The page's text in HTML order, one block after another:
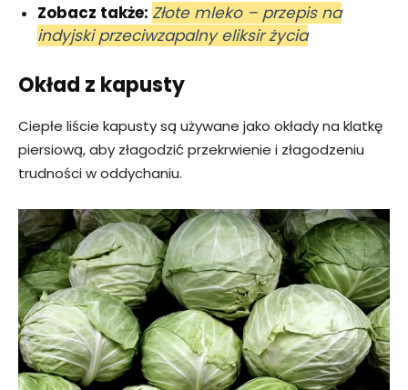
Zobacz także: Złote mleko – przepis na
indyjski przeciwzapalny eliksir życia
Okład z kapusty
Ciepłe liście kapusty są używane jako okłady na klatkę
piersiową, aby złagodzić przekrwienie i złagodzeniu
trudności w oddychaniu.